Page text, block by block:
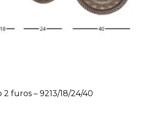
2 furos – 9213/18/24/40